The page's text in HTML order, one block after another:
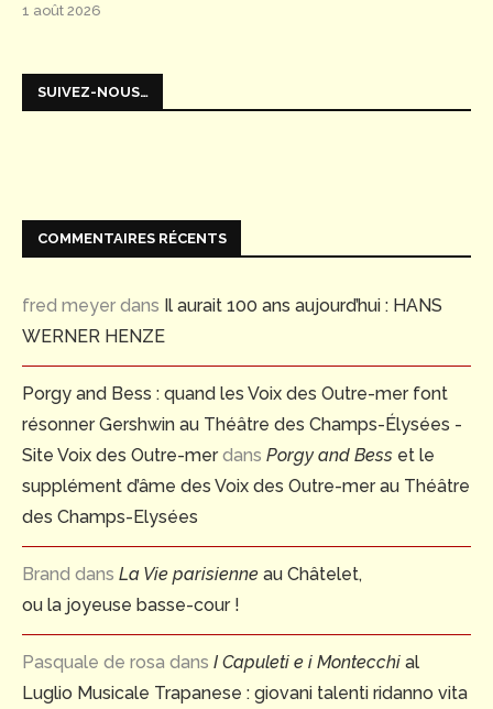
1 août 2026
SUIVEZ-NOUS…
COMMENTAIRES RÉCENTS
fred meyer dans Il aurait 100 ans aujourd’hui : HANS
WERNER HENZE
Porgy and Bess : quand les Voix des Outre-mer font
résonner Gershwin au Théâtre des Champs-Élysées -
Site Voix des Outre-merdans Porgy and Bess et le
supplément d’âme des Voix des Outre-mer au Théâtre
des Champs-Elysées
Brand dans La Vie parisienne au Châtelet,
ou la joyeuse basse-cour !
Pasquale de rosa dans I Capuleti e i Montecchi al
Luglio Musicale Trapanese : giovani talenti ridanno vita